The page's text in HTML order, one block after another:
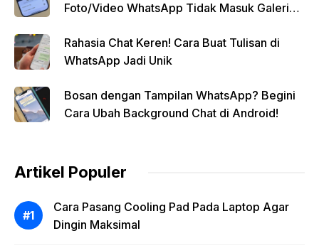
Foto/Video WhatsApp Tidak Masuk Galeri
Rahasia Chat Keren! Cara Buat Tulisan di
WhatsApp Jadi Unik
Bosan dengan Tampilan WhatsApp? Begini
Cara Ubah Background Chat di Android!
Artikel Populer
Cara Pasang Cooling Pad Pada Laptop Agar
Dingin Maksimal